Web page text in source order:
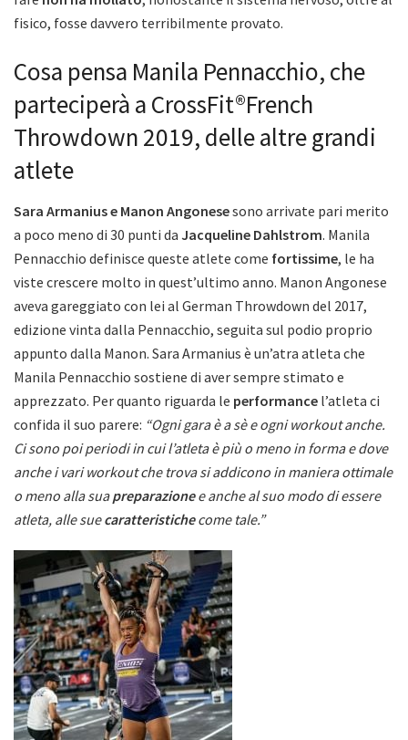
fisico, fosse davvero terribilmente provato.
Cosa pensa Manila Pennacchio, che
parteciperà a CrossFit®French
Throwdown 2019, delle altre grandi
atlete
Sara Armanius e Manon Angonesesono arrivate pari merito
a poco meno di 30 punti da Jacqueline Dahlstrom. Manila
Pennacchio definisce queste atlete come fortissime, le ha
viste crescere molto in quest’ultimo anno. Manon Angonese
aveva gareggiato con lei al German Throwdown del 2017,
edizione vinta dalla Pennacchio, seguita sul podio proprio
appunto dalla Manon. Sara Armanius è un’atra atleta che
Manila Pennacchio sostiene di aver sempre stimato e
apprezzato. Per quanto riguarda le performance l’atleta ci
confida il suo parere: “Ogni gara è a sè e ogni workout anche.
Ci sono poi periodi in cui l’atleta è più o meno in forma e dove
anche i vari workout che trova si addicono in maniera ottimale
o meno alla suapreparazionee anche al suo modo di essere
atleta, alle suecaratteristichecome tale.”